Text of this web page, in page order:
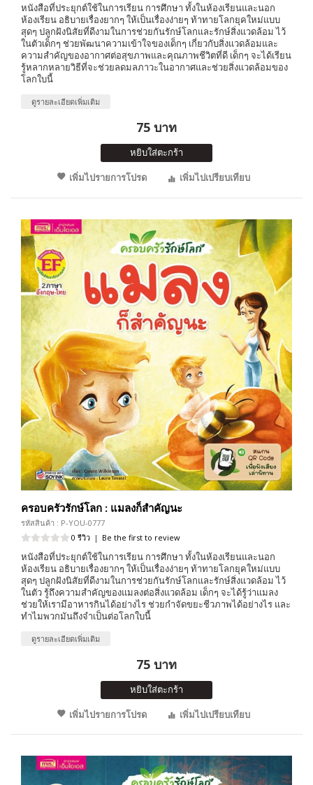
หนังสือที่ประยุกต์ใช้ในการเรียน การศึกษา ทั้งในห้องเรียนและนอก
ห้องเรียน อธิบายเรื่องยากๆ ให้เป็นเรื่องง่ายๆ ท้าทายโลกยุคใหม่แบบ
สุดๆ ปลูกฝังนิสัยที่ดีงามในการช่วยกันรักษ์โลกและรักษ์สิ่งแวดล้อม ไว้
ในตัวเด็กๆ ช่วยพัฒนาความเข้าใจของเด็กๆ เกี่ยวกับสิ่งแวดล้อมและ
ความสำคัญของอากาศต่อสุขภาพและคุณภาพชีวิตที่ดี เด็กๆ จะได้เรียน
รู้หลากหลายวิธีที่จะช่วยลดมลภาวะในอากาศและช่วยสิ่งแวดล้อมของ
โลกใบนี้
ดูรายละเอียดเพิ่มเติม
75 บาท
หยิบใส่ตะกร้า
เพิ่มไปรายการโปรด
เพิ่มไปเปรียบเทียบ
ครอบครัวรักษ์โลก : แมลงก็สำคัญนะ
รหัสสินค้า : P-YOU-0777
0 รีวิว | Be the first to review
หนังสือที่ประยุกต์ใช้ในการเรียน การศึกษา ทั้งในห้องเรียนและนอก
ห้องเรียน อธิบายเรื่องยากๆ ให้เป็นเรื่องง่ายๆ ท้าทายโลกยุคใหม่แบบ
สุดๆ ปลูกฝังนิสัยที่ดีงามในการช่วยกันรักษ์โลกและรักษ์สิ่งแวดล้อม ไว้
ในตัว รู้ถึงความสำคัญของแมลงต่อสิ่งแวดล้อม เด็กๆ จะได้รู้ว่าแมลง
ช่วยให้เรามีอาหารกินได้อย่างไร ช่วยกำจัดขยะชีวภาพได้อย่างไร และ
ทำไมพวกมันถึงจำเป็นต่อโลกใบนี้
ดูรายละเอียดเพิ่มเติม
75 บาท
หยิบใส่ตะกร้า
เพิ่มไปรายการโปรด
เพิ่มไปเปรียบเทียบ